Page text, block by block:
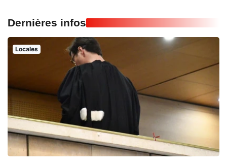
Dernières infos
Locales